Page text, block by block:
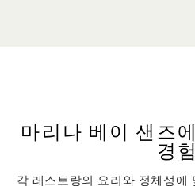
Jin Ting Wan
마리나 베이 샌즈
경험
각 레스토랑의 요리와 정체성에